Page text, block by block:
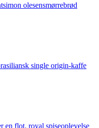
simon olesensmørrebrød
single origin-kaffe
en flot, royal spiseoplevelse